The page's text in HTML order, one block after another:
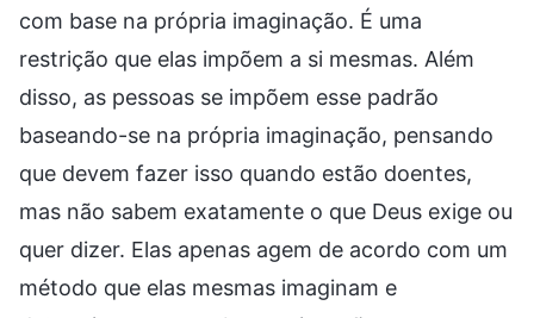
com base na própria imaginação. É uma
restrição que elas impõem a si mesmas. Além
disso, as pessoas se impõem esse padrão
baseando-se na própria imaginação, pensando
que devem fazer isso quando estão doentes,
mas não sabem exatamente o que Deus exige ou
quer dizer. Elas apenas agem de acordo com um
método que elas mesmas imaginam e